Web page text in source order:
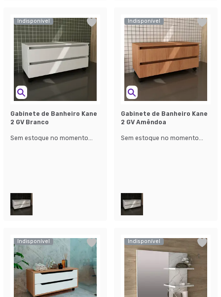
Indisponível
Gabinete de Banheiro Kane
2 GV Branco
Sem estoque no momento...
Indisponível
Gabinete de Banheiro Kane
2 GV Amêndoa
Sem estoque no momento...
Indisponível Indisponível